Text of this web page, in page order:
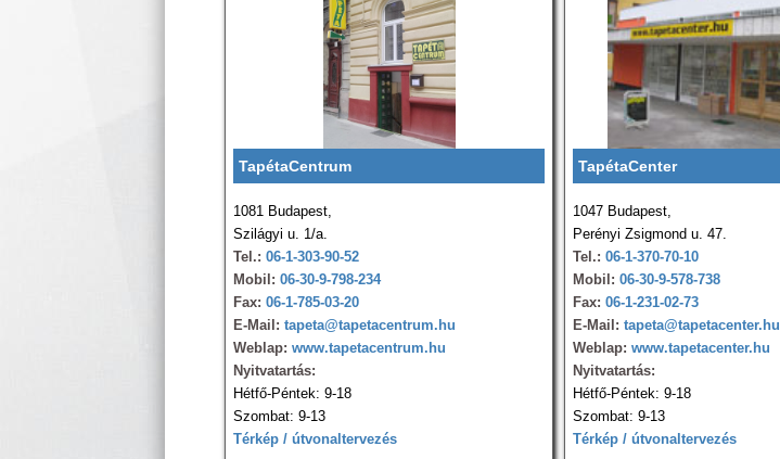
TapétaCentrum
1081 Budapest,
Szilágyi u. 1/a.
Tel.: 06-1-303-90-52
Mobil: 06-30-9-798-234
Fax: 06-1-785-03-20
E-Mail: tapeta@tapetacentrum.hu
Weblap: www.tapetacentrum.hu
Nyitvatartás:
Hétfő-Péntek: 9-18
Szombat: 9-13
Térkép / útvonaltervezés
TapétaCenter
1047 Budapest,
Perényi Zsigmond u. 47.
Tel.: 06-1-370-70-10
Mobil: 06-30-9-578-738
Fax: 06-1-231-02-73
E-Mail: tapeta@tapetacenter.hu
Weblap: www.tapetacenter.hu
Nyitvatartás:
Hétfő-Péntek: 9-18
Szombat: 9-13
Térkép / útvonaltervezés